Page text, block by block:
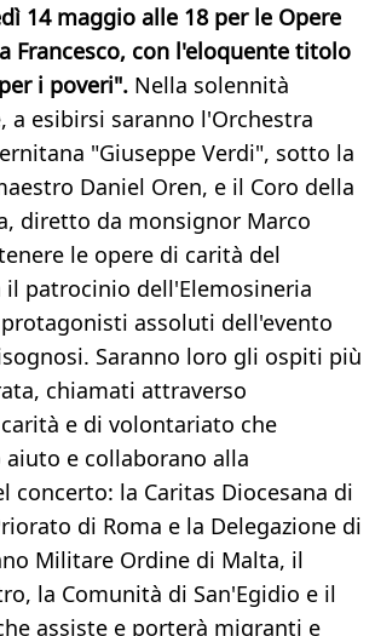
14 maggio alle 18 per le Opere
Francesco, con l'eloquente titolo
i poveri". Nella solennità
a esibirsi saranno l'Orchestra
"Giuseppe Verdi", sotto la
Daniel Oren, e il Coro della
diretto da monsignor Marco
le opere di carità del
il patrocinio dell'Elemosineria
assoluti dell'evento
Saranno loro gli ospiti più
chiamati attraverso
e di volontariato che
e collaborano alla
concerto: la Caritas Diocesana di
di Roma e la Delegazione di
Militare Ordine di Malta, il
la Comunità di San'Egidio e il
assiste e porterà migranti e